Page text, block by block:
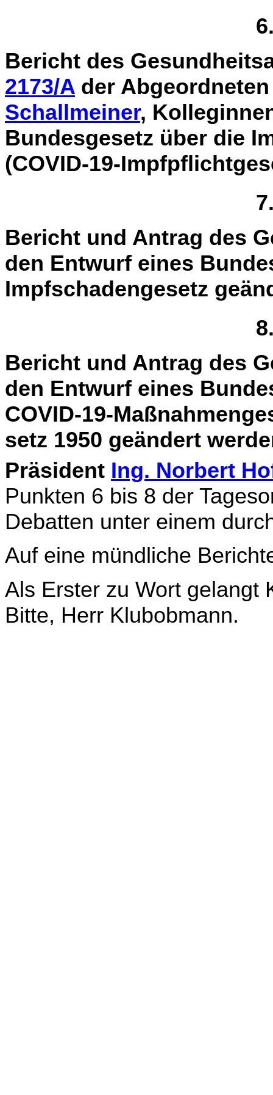
Bericht des
2173/A der
Schallmeiner,
Bundesgesetz über die
(COVID-19-
Bericht und Antrag des
den Entwurf eines
Impfschadengesetz
Bericht und Antrag des
den Entwurf eines
COVID-19-
setz 1950 geändert
Präsident Ing. Norbert
Punkten 6 bis 8 der
Debatten unter einem
Auf eine mündliche
Als Erster zu Wort gelangt
Bitte, Herr Klubobmann.